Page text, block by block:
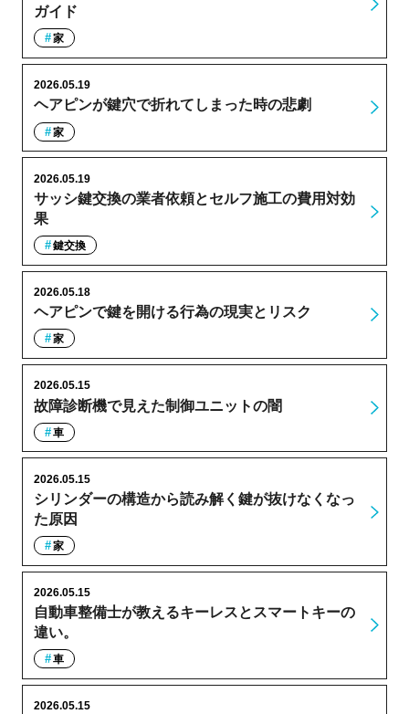
ガイド
家
ヘアピンが鍵穴で折れてしまった時の悲劇
2026.05.19
家
サッシ鍵交換の業者依頼とセルフ施工の費用対効
果
2026.05.19
鍵交換
ヘアピンで鍵を開ける行為の現実とリスク
2026.05.18
家
故障診断機で見えた制御ユニットの闇
2026.05.15
車
シリンダーの構造から読み解く鍵が抜けなくなっ
た原因
2026.05.15
家
自動車整備士が教えるキーレスとスマートキーの
違い。
2026.05.15
車
2026.05.15